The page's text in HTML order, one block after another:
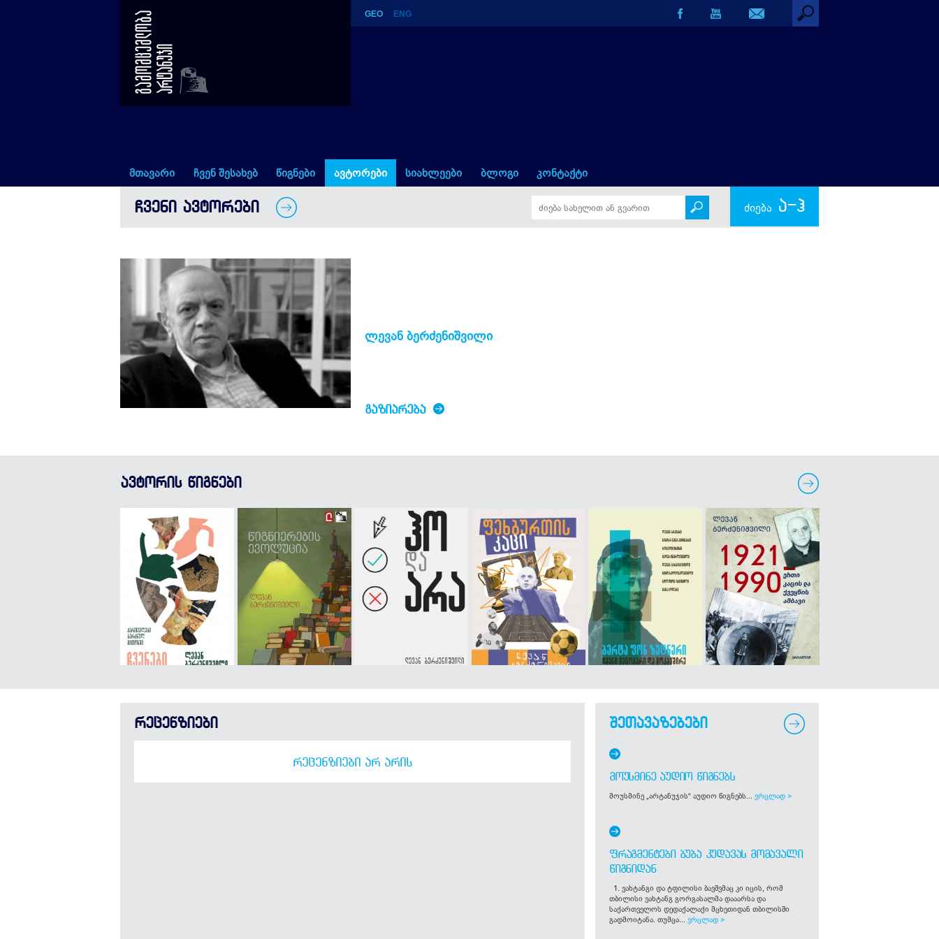
ლევან ბერძენიშვილი
GEO ENG
მთავარი ჩვენ შესახებ წიგნები ავტორები სიახლეები ბლოგი კონტაქტი
ᲩᲕᲔᲜᲘ ᲐᲕᲢᲝᲠᲔᲑᲘ ძიება ა-ჰ
ლევან ბერძენიშვილი
ᲒᲐᲖᲘᲐᲠᲔᲑᲐ
ავტორის წიგნები
რეცენზიები
ᲠᲔᲪᲔᲜᲖᲘᲔᲑᲘ ᲐᲠ ᲐᲠᲘᲡ
შეთავაზებები
ᲛᲝᲣᲡᲛᲘᲜᲔ ᲐᲣᲓᲘᲝ ᲬᲘᲒᲜᲔᲑᲡ
მოუსმინე „არტანუჯის“ აუდიო წიგნებს... ვრცლად >
ᲤᲠᲐᲒᲛᲔᲜᲢᲔᲑᲘ ᲑᲣᲑᲐ ᲙᲣᲓᲐᲕᲐᲡ ᲛᲝᲛᲐᲕᲐᲚᲘ
ᲬᲘᲒᲜᲘᲓᲐᲜ
1. ვახტანგი და ტფილისი ბავშვმაც კი იცის, რომ
თბილისი ვახტანგ გორგასალმა დააარსა და
საქართველოს დედაქალაქი მცხეთიდან თბილისში
გადმოიტანა. თუმცა... ვრცლად >